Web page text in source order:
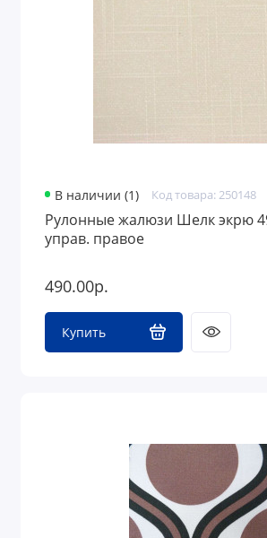
В наличии (1) Код товара: 250148
Рулонные жалюзи Шелк экрю
управ. правое
490.00р.
Купить